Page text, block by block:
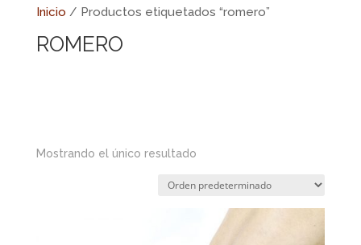
Inicio / Productos etiquetados “romero”
ROMERO
Mostrando el único resultado